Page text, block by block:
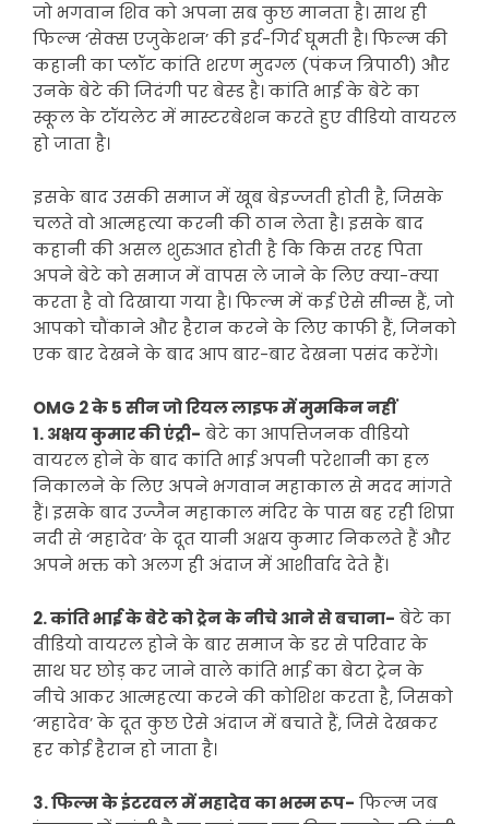
जो भगवान शिव को अपना सब कुछ मानता है। साथ ही
फिल्म ‘सेक्स एजुकेशन’ की इर्द-गिर्द घूमती है। फिल्म की
कहानी का प्लॉट कांति शरण मुदग्ल (पंकज त्रिपाठी) और
उनके बेटे की जिदंगी पर बेस्ड है। कांति भाई के बेटे का
स्कूल के टॉयलेट में मास्टरबेशन करते हुए वीडियो वायरल
हो जाता है।
इसके बाद उसकी समाज में खूब बेइज्जती होती है, जिसके
चलते वो आत्महत्या करनी की ठान लेता है। इसके बाद
कहानी की असल शुरुआत होती है कि किस तरह पिता
अपने बेटे को समाज में वापस ले जाने के लिए क्या-क्या
करता है वो दिखाया गया है। फिल्म में कई ऐसे सीन्स हैं, जो
आपको चौंकाने और हैरान करने के लिए काफी हैं, जिनको
एक बार देखने के बाद आप बार-बार देखना पसंद करेंगे।
OMG 2 के 5 सीन जो रियल लाइफ में मुमकिन नहीं
1. अक्षय कुमार की एंट्री- बेटे का आपत्तिजनक वीडियो
वायरल होने के बाद कांति भाई अपनी परेशानी का हल
निकालने के लिए अपने भगवान महाकाल से मदद मांगते
हैं। इसके बाद उज्जैन महाकाल मंदिर के पास बह रही शिप्रा
नदी से ‘महादेव’ के दूत यानी अक्षय कुमार निकलते हैं और
अपने भक्त को अलग ही अंदाज में आशीर्वाद देते हैं।
2. कांति भाई के बेटे को ट्रेन के नीचे आने से बचाना- बेटे का
वीडियो वायरल होने के बार समाज के डर से परिवार के
साथ घर छोड़ कर जाने वाले कांति भाई का बेटा ट्रेन के
नीचे आकर आत्महत्या करने की कोशिश करता है, जिसको
‘महादेव’ के दूत कुछ ऐसे अंदाज में बचाते हैं, जिसे देखकर
हर कोई हैरान हो जाता है।
3. फिल्म के इंटरवल में महादेव का भस्म रूप- फिल्म जब